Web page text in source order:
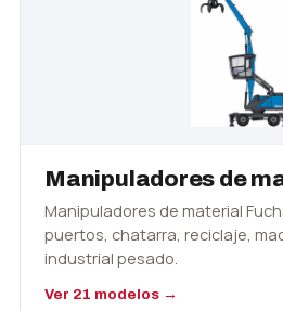
Manipuladores de
Manipuladores de material
puertos, chatarra, reciclaje,
industrial pesado.
Ver 21 modelos →